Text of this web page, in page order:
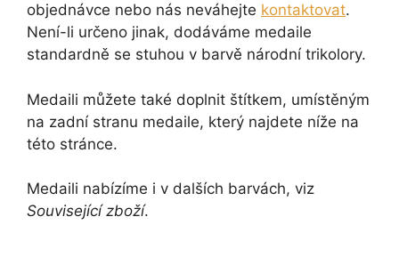
objednávce nebo nás neváhejte kontaktovat.
Není-li určeno jinak, dodáváme medaile
standardně se stuhou v barvě národní trikolory.
Medaili můžete také doplnit štítkem, umístěným
na zadní stranu medaile, který najdete níže na
této stránce.
Medaili nabízíme i v dalších barvách, viz
Související zboží.